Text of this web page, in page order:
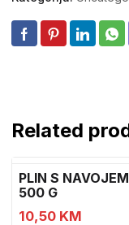
Related
PLIN S
500 G
10,50 KM